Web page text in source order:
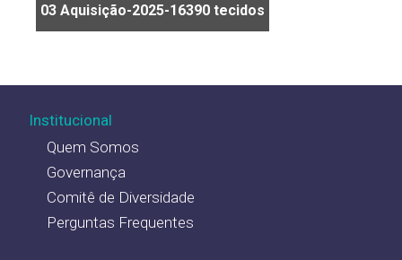
03 Aquisição-2025-16390 tecidos
Institucional
Quem Somos
Governança
Comitê de Diversidade
Perguntas Frequentes